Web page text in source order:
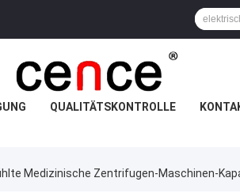
QUALITÄTSKONTROLLE
Medizinische Zentrifugen-Maschinen-